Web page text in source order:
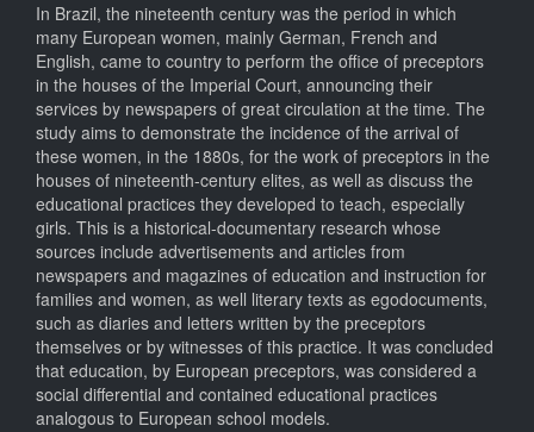
In Brazil, the nineteenth century was the period in which
many European women, mainly German, French and
English, came to country to perform the office of preceptors
in the houses of the Imperial Court, announcing their
services by newspapers of great circulation at the time. The
study aims to demonstrate the incidence of the arrival of
these women, in the 1880s, for the work of preceptors in the
houses of nineteenth-century elites, as well as discuss the
educational practices they developed to teach, especially
girls. This is a historical-documentary research whose
sources include advertisements and articles from
newspapers and magazines of education and instruction for
families and women, as well literary texts as egodocuments,
such as diaries and letters written by the preceptors
themselves or by witnesses of this practice. It was concluded
that education, by European preceptors, was considered a
social differential and contained educational practices
analogous to European school models.